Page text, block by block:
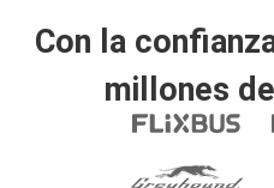
Con la
millones